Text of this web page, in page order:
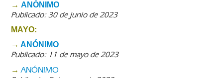
→ANÓNIMO
Publicado: 30 de junio de 2023
MAYO:
→ANÓNIMO
Publicado: 11 de mayo de 2023
→ ANÓNIMO